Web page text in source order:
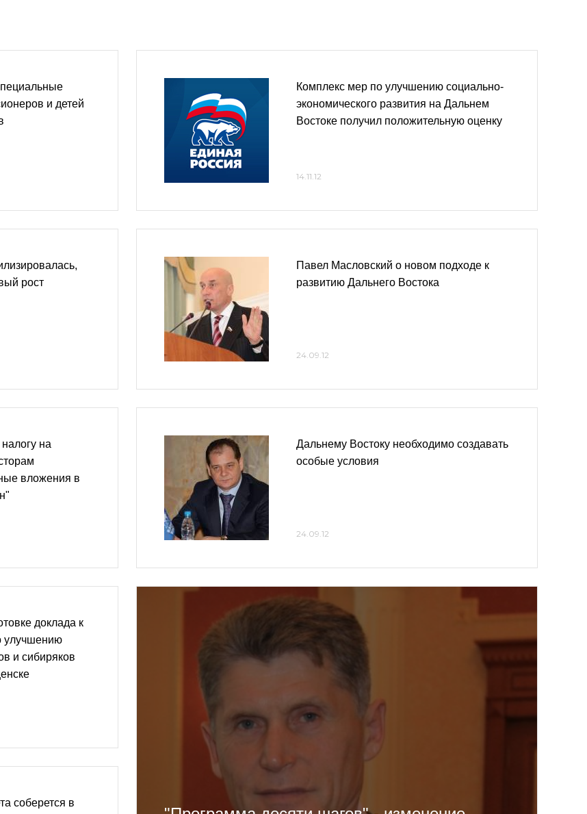
и детей
рост
на
вложения в
Комплекс мер по улучшению социально-
экономического развития на Дальнем
Востоке получил положительную оценку
14.11.12
Павел Масловский о новом подходе к
развитию Дальнего Востока
24.09.12
Дальнему Востоку необходимо создавать
особые условия
24.09.12
доклада к
улучшению
и сибиряков
соберется в